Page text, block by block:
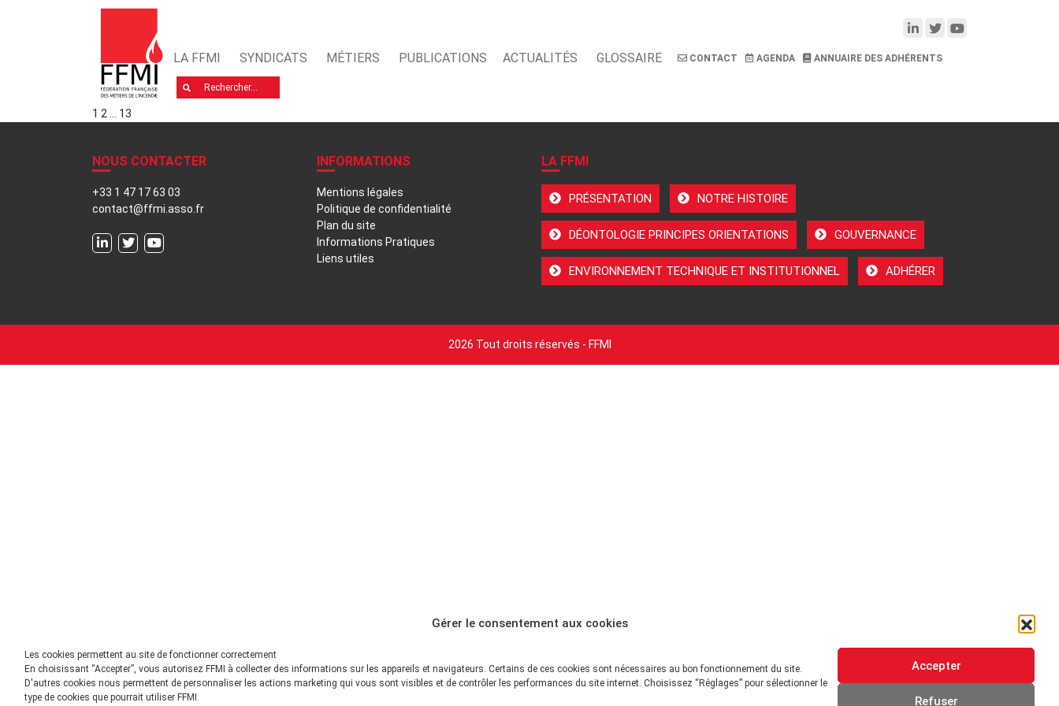
Gérer le consentement aux cookies
Les cookies permettent au site de fonctionner correctement
En choisissant “Accepter”, vous autorisez FFMI à collecter des informations sur les appareils et navigateurs. Certains de ces cookies sont nécessaires au bon fonctionnement du site.
D'autres cookies nous permettent de personnaliser les actions marketing qui vous sont visibles et de contrôler les performances du site internet. Choisissez “Réglages” pour sélectionner le
type de cookies que pourrait utiliser FFMI.
Accepter
Refuser
LA FFMI SYNDICATS MÉTIERS PUBLICATIONS ACTUALITÉS GLOSSAIRE CONTACT AGENDA ANNUAIRE DES ADHÉRENTS
Rechercher
1 2 13
NOUS CONTACTER
+33 1 47 17 63 03
contact@ffmi.asso.fr
INFORMATIONS
Mentions légales
Politique de confidentialité
Plan du site
Informations Pratiques
Liens utiles
LA FFMI
PRÉSENTATION NOTRE HISTOIRE
DÉONTOLOGIE PRINCIPES ORIENTATIONS GOUVERNANCE
ENVIRONNEMENT TECHNIQUE ET INSTITUTIONNEL ADHÉRER
2026 Tout droits réservés - FFMI